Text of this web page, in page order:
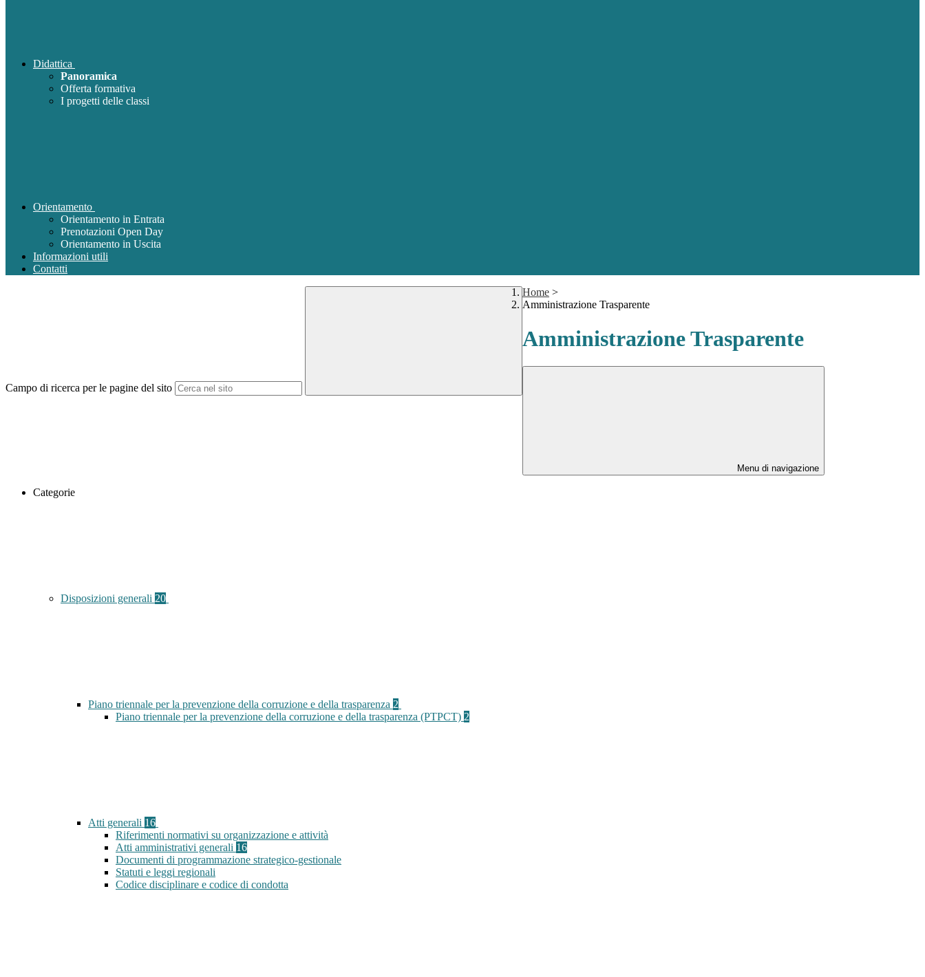
Didattica
Panoramica
Offerta formativa
I progetti delle classi
Orientamento
Orientamento in Entrata
Prenotazioni Open Day
Orientamento in Uscita
Informazioni utili
Contatti
Campo di ricerca per le pagine del sito
Home >
Amministrazione Trasparente
Amministrazione Trasparente
Menu di navigazione
Categorie
Disposizioni generali 20
Piano triennale per la prevenzione della corruzione e della trasparenza 2
Piano triennale per la prevenzione della corruzione e della trasparenza (PTPCT) 2
Atti generali 16
Riferimenti normativi su organizzazione e attività
Atti amministrativi generali 16
Documenti di programmazione strategico-gestionale
Statuti e leggi regionali
Codice disciplinare e codice di condotta